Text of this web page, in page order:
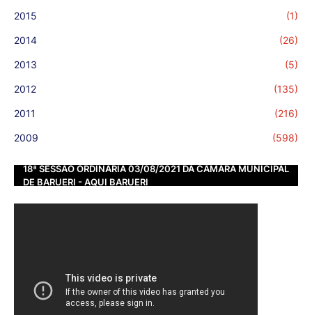
2015 (1)
2014 (26)
2013 (5)
2012 (135)
2011 (216)
2009 (598)
18ª SESSÃO ORDINÁRIA 03/08/2021 DA CÂMARA MUNICIPAL
DE BARUERI - AQUI BARUERI